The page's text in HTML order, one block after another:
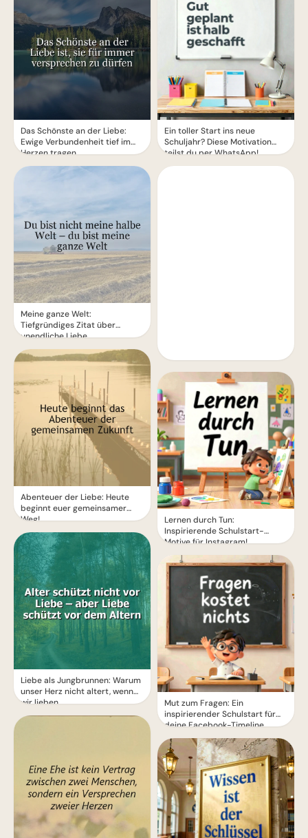
Das Schönste an der Liebe:
Ewige Verbundenheit tief im
Herzen tragen
Meine ganze Welt:
Tiefgründiges Zitat über
unendliche Liebe
Abenteuer der Liebe: Heute
beginnt euer gemeinsamer
Weg!
Liebe als Jungbrunnen: Warum
unser Herz nicht altert, wenn
wir lieben
Ein toller Start ins neue
Schuljahr? Diese Motivation
teilst du per WhatsApp!
Lernen durch Tun:
Inspirierende Schulstart-
Motive für Instagram!
Mut zum Fragen: Ein
inspirierender Schulstart für
deine Facebook-Timeline